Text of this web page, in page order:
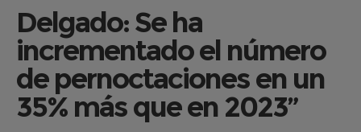
Delgado: Se ha
incrementado el número
de pernoctaciones en un
35% más que en 2023”